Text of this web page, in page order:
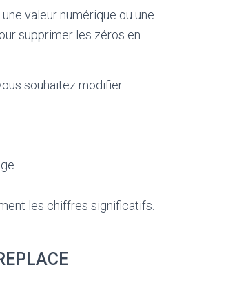
valeur numérique ou une
supprimer les zéros en
souhaitez modifier.
les chiffres significatifs.